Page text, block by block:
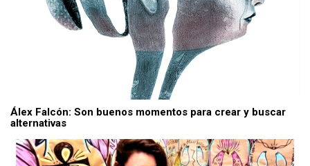
Álex Falcón: Son buenos momentos para crear y buscar
alternativas